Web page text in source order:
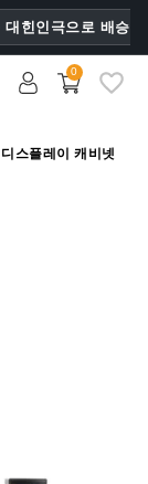
대힌인극으로 배승
0
스플레이 캐비넷